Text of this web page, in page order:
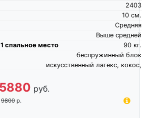
2403
см.
10
Средняя
Выше средней
спальное место
кг.
90
беспружинный блок
искусственный латекс, кокос,
5880 руб.
9800 р.